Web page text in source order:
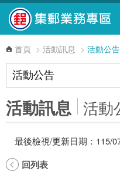
跳到主要內容區塊
首頁 > 活動訊息 > 活動公告
活動訊息 活動
最後檢視/更新日期：115/
回列表